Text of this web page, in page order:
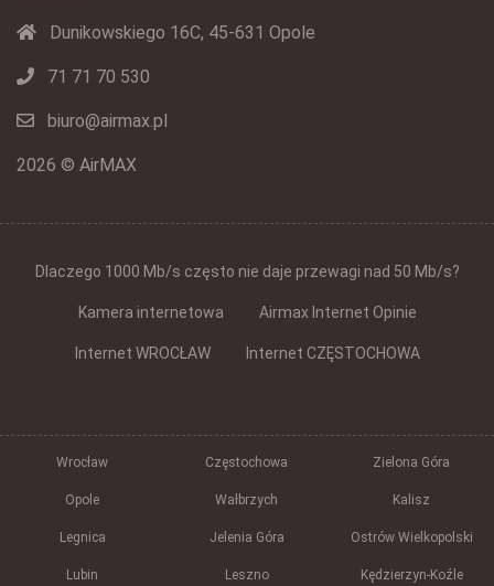
Dunikowskiego 16C, 45-631 Opole
71 71 70 530
biuro@airmax.pl
2026 © AirMAX
Dlaczego 1000 Mb/s często nie daje przewagi nad 50 Mb/s?
Kamera internetowa Airmax Internet Opinie
Internet WROCŁAW Internet CZĘSTOCHOWA
Wrocław Częstochowa Zielona Góra
Opole Wałbrzych Kalisz
Legnica Jelenia Góra Ostrów Wielkopolski
Lubin Leszno Kędzierzyn-Koźle